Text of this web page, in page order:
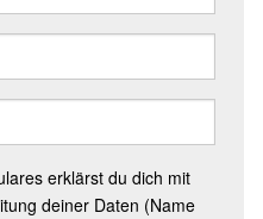
erklärst du dich mit
deiner Daten (Name